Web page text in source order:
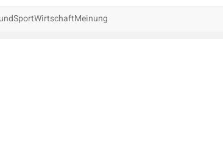
SportWirtschaftMeinung